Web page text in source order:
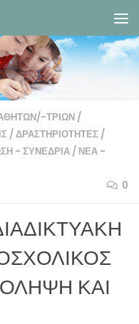
ΤΡΙΩΝ /
/ΔΡΑΣΤΗΡΙΌΤΗΤΕΣ /
- ΣΥΝΈΔΡΙΑ / ΝΈΑ -
0
ΚΑΙ